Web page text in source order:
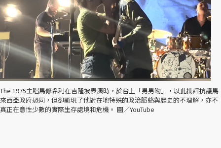
The 1975主唱馬修希利在吉隆坡表演時，於台上「男男吻」，以此批評抗議馬
來西亞政府恐同，但卻顯現了他對在地特殊的政治脈絡與歷史的不理解，亦不
真正在意性少數的實際生存處境和危機。 圖／YouTube